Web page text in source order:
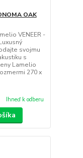
OAK
VENEER -
svojmu
s
Lamelio
270 x
Ihneď k odberu